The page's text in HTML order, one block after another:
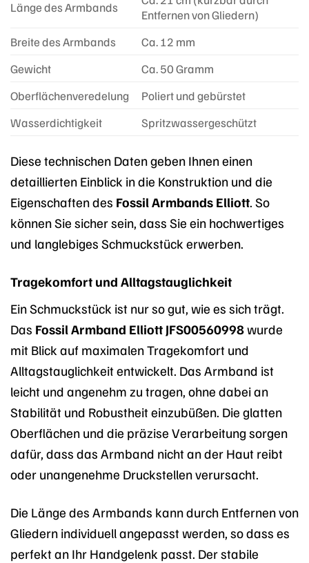
Länge des Armbands
Entfernen von Gliedern)
Breite des Armbands
Ca. 12 mm
Gewicht
Ca. 50 Gramm
Oberflächenveredelung
Poliert und gebürstet
Wasserdichtigkeit
Spritzwassergeschützt
Diese technischen Daten geben Ihnen einen
detaillierten Einblick in die Konstruktion und die
Eigenschaften des Fossil Armbands Elliott . So
können Sie sicher sein, dass Sie ein hochwertiges
und langlebiges Schmuckstück erwerben.
Tragekomfort und Alltagstauglichkeit
Ein Schmuckstück ist nur so gut, wie es sich trägt.
Das Fossil Armband Elliott JFS00560998wurde
mit Blick auf maximalen Tragekomfort und
Alltagstauglichkeit entwickelt. Das Armband ist
leicht und angenehm zu tragen, ohne dabei an
Stabilität und Robustheit einzubüßen. Die glatten
Oberflächen und die präzise Verarbeitung sorgen
dafür, dass das Armband nicht an der Haut reibt
oder unangenehme Druckstellen verursacht.
Die Länge des Armbands kann durch Entfernen von
Gliedern individuell angepasst werden, so dass es
perfekt an Ihr Handgelenk passt. Der stabile